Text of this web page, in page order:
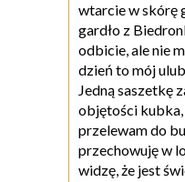
wtarcie w skórę
gardło z
odbicie, ale nie
dzień to mój
Jedną saszetkę
objętości
przelewam do
przechowuję w
widzę, że jest